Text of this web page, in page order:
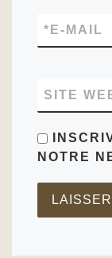
E-MAIL
*
SITE
NOTRE